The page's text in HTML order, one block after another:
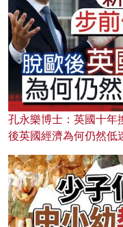
孔永樂博士：英國十年
後英國經濟為何仍然低